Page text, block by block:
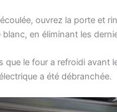
ouvrez la porte et
blanc, en éliminant les
que le four a refroidi avant
a été débranchée.